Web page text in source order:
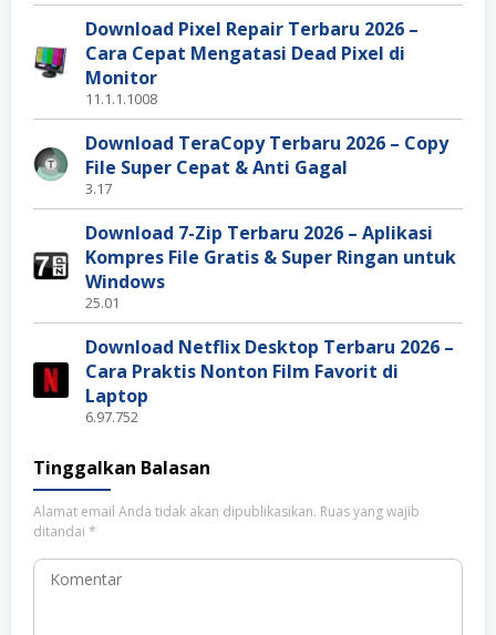
Download Pixel Repair Terbaru 2026 –
Cara Cepat Mengatasi Dead Pixel di
Monitor
11.1.1.1008
Download TeraCopy Terbaru 2026 – Copy
File Super Cepat & Anti Gagal
3.17
Download 7-Zip Terbaru 2026 – Aplikasi
Kompres File Gratis & Super Ringan untuk
Windows
25.01
Download Netflix Desktop Terbaru 2026 –
Cara Praktis Nonton Film Favorit di
Laptop
6.97.752
Tinggalkan Balasan
Alamat email Anda tidak akan dipublikasikan. Ruas yang wajib
ditandai *